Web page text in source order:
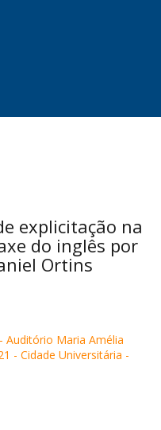
explicitação na
do inglês por
Ortins
Auditório Maria Amélia
- Cidade Universitária -